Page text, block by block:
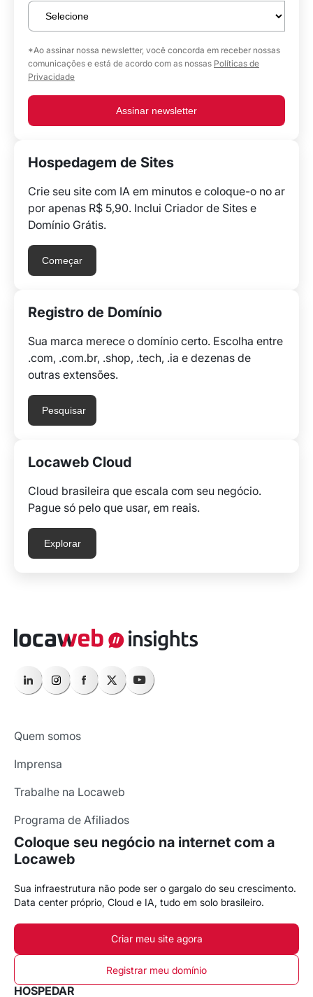
*Ao assinar nossa newsletter, você concorda em receber nossas
comunicações e está de acordo com as nossas Políticas de
Privacidade
Assinar newsletter
Hospedagem de Sites
Crie seu site com IA em minutos e coloque-o no ar
por apenas R$ 5,90. Inclui Criador de Sites e
Domínio Grátis.
Começar
Registro de Domínio
Sua marca merece o domínio certo. Escolha entre
.com, .com.br, .shop, .tech, .ia e dezenas de
outras extensões.
Pesquisar
Locaweb Cloud
Cloud brasileira que escala com seu negócio.
Pague só pelo que usar, em reais.
Explorar
Quem somos
Imprensa
Trabalhe na Locaweb
Programa de Afiliados
Coloque seu negócio na internet com a
Locaweb
Sua infraestrutura não pode ser o gargalo do seu crescimento.
Data center próprio, Cloud e IA, tudo em solo brasileiro.
Criar meu site agora
Registrar meu domínio
HOSPEDAR